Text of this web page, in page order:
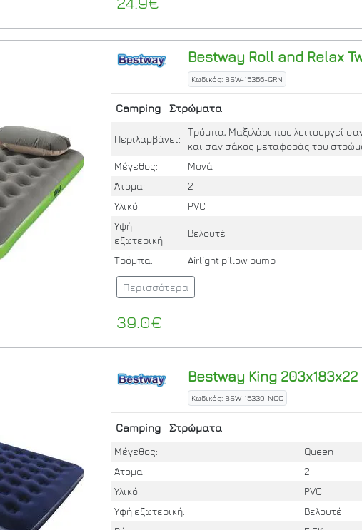
Bestway Roll and Relax
Κωδικός: BSW-15366-GRN
Camping Στρώματα
Περιλαμβάνει:
Τρόμπα, Μαξιλάρι που λειτουργεί
και σαν σάκος μεταφοράς του
Μέγεθος:
Μονά
Άτομα:
2
Υλικό:
PVC
Υφή
εξωτερική:
Βελουτέ
Τρόμπα: Airlight pillow pump
Περισσότερα
39.0€
Bestway King 203x183x22
Κωδικός: BSW-15339-NCC
Camping Στρώματα
Μέγεθος:
Queen
Άτομα:
2
Υλικό:
PVC
Υφή εξωτερική:
Βελουτέ